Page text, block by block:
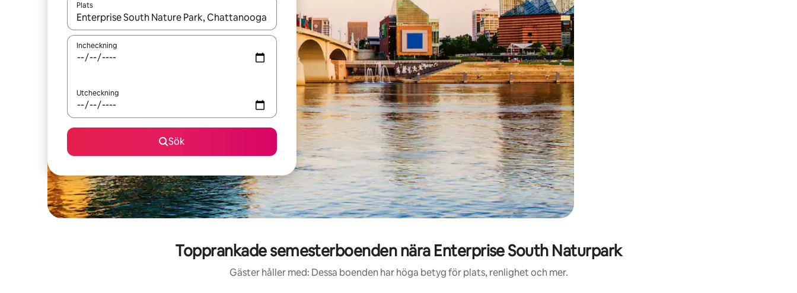
Plats
När resultaten är tillgängliga kan du navigera med upp- och nedåtpilarna eller utforska genom att trycka eller svepa.
Incheckning
Utcheckning
Sök
Topprankade semesterboenden nära Enterprise South Naturpark
Gäster håller med: Dessa boenden har höga betyg för plats, renlighet och mer.